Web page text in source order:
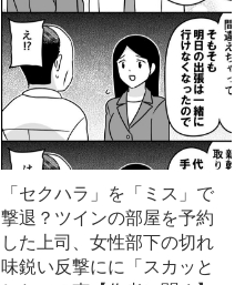
「セクハラ」を「ミス」で
撃退？ツインの部屋を予約
した上司、女性部下の切れ
味鋭い反撃にに「スカッと